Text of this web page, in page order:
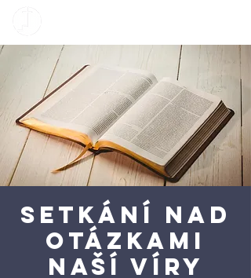
Setkání nad
otázkami
naší víry